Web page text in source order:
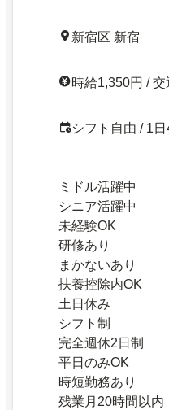
新宿区 新宿
時給1,350円 /
シフト自由 / 1
ミドル活躍中
シニア活躍中
未経験OK
研修あり
まかないあり
扶養控除内OK
土日休み
シフト制
完全週休2日制
平日のみOK
時短勤務あり
残業月20時間以内